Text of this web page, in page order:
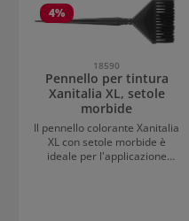
bagnati e asciutti. Grazie alla
tecnologia ionica, si riduce
l’elettricità statica e i capelli
design ventilato migliora
inoltre la circolazione dell’aria
durante l’asciugatura e riduce
i tempi di phonatura. La
spazzola è ergonomica, facile
da usare e adatta sia all’uso
professionale in salone che a
casa.
4%
18590
Pennello per tintura
Xanitalia XL, setole
morbide
Il pennello colorante Xanitalia
XL con setole morbide è
ideale per l'applicazione